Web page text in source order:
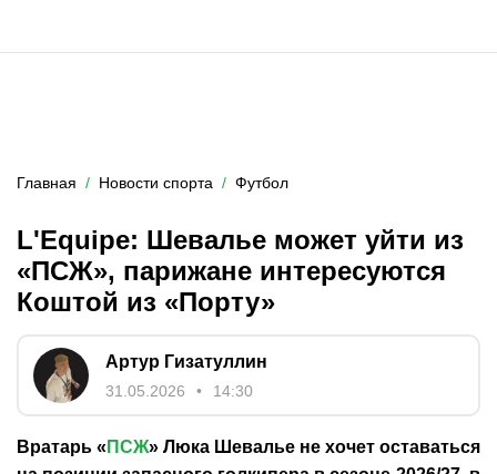
Главная Новости спорта Футбол
L'Equipe: Шевалье может уйти из
«ПСЖ», парижане интересуются
Коштой из «Порту»
Артур Гизатуллин
31.05.2026 14:30
Вратарь « ПСЖ» Люка Шевалье не хочет оставаться